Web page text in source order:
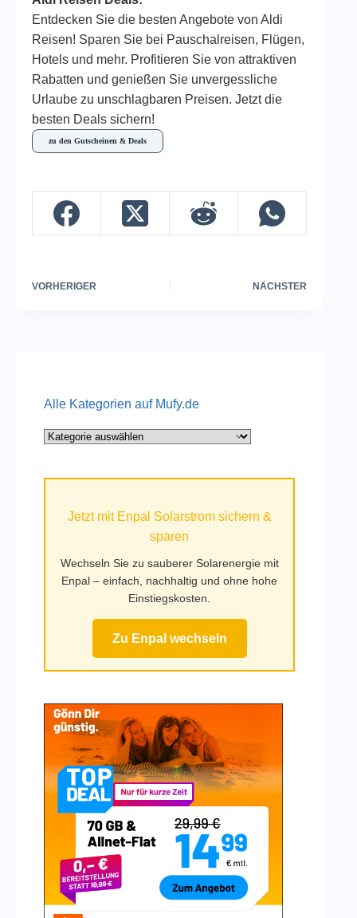
Entdecken Sie die besten Angebote von Aldi
Reisen! Sparen Sie bei Pauschalreisen, Flügen,
Hotels und mehr. Profitieren Sie von attraktiven
Rabatten und genießen Sie unvergessliche
Urlaube zu unschlagbaren Preisen. Jetzt die
besten Deals sichern!
zu den Gutscheinen & Deals
VORHERIGER NÄCHSTER
Alle Kategorien auf Mufy.de
Alle
Jetzt mit Enpal Solarstrom sichern &
sparen
Wechseln Sie zu sauberer Solarenergie mit
Enpal – einfach, nachhaltig und ohne hohe
Einstiegskosten.
Zu Enpal wechseln